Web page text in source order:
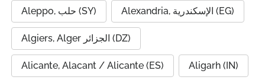
Aleppo, حلب (SY) Alexandria, الإسكندرية (EG)
Algiers, Alger الجزائر (DZ)
Alicante, Alacant / Alicante (ES) Aligarh (IN)